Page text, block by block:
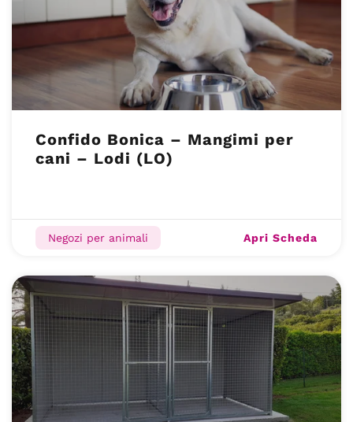
Confido Bonica – Mangimi per
cani – Lodi (LO)
Negozi per animali Apri Scheda